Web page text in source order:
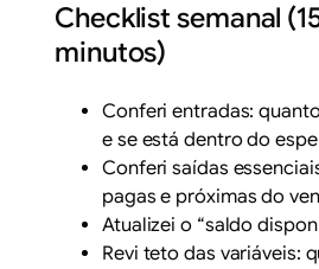
Checklist semanal
minutos)
Conferi entradas:
e se está dentro do
Conferi saídas
pagas e próximas do
Atualizei o “saldo
Revi teto das variáveis: